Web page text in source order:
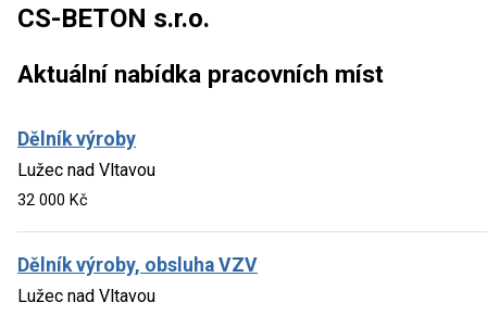
CS-BETON s.r.o.
Aktuální nabídka pracovních míst
Dělník výroby
Lužec nad Vltavou
32 000 Kč
Dělník výroby, obsluha VZV
Lužec nad Vltavou